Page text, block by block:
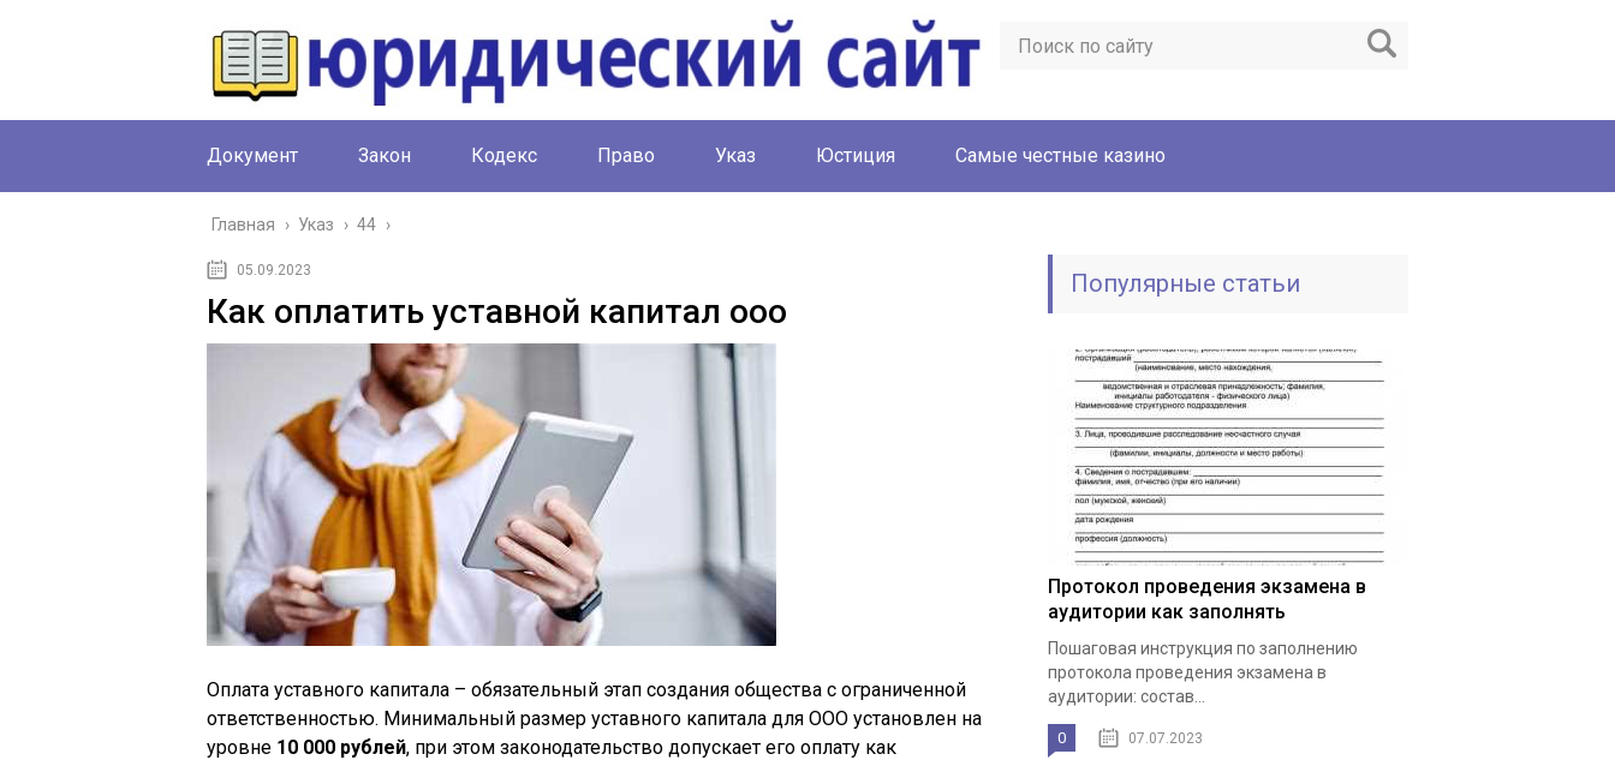
Документ Закон Кодекс Право Указ Юстиция Cамые честные казино
Главная › Указ › 44 ›
05.09.2023
Как оплатить уставной капитал ооо
Оплата уставного капитала – обязательный этап создания общества с ограниченной
ответственностью. Минимальный размер уставного капитала для ООО установлен на
уровне 10 000 рублей, при этом законодательство допускает его оплату как
Популярные статьи
Протокол проведения экзамена в
аудитории как заполнять
Пошаговая инструкция по заполнению
протокола проведения экзамена в
аудитории: состав...
0 07.07.2023